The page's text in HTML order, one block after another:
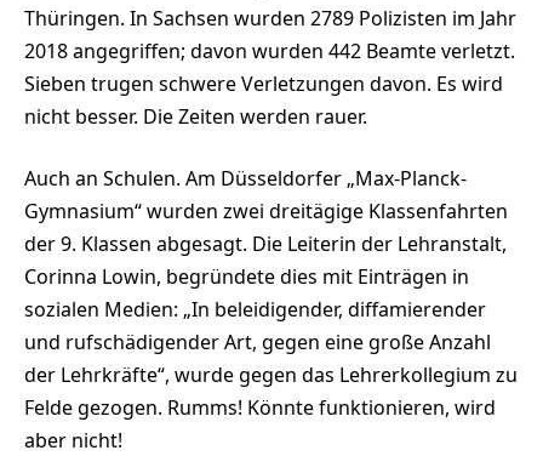
Thüringen. In Sachsen wurden 2789 Polizisten im Jahr
2018 angegriffen; davon wurden 442 Beamte verletzt.
Sieben trugen schwere Verletzungen davon. Es wird
nicht besser. Die Zeiten werden rauer.
Auch an Schulen. Am Düsseldorfer „Max-Planck-
Gymnasium“ wurden zwei dreitägige Klassenfahrten
der 9. Klassen abgesagt. Die Leiterin der Lehranstalt,
Corinna Lowin, begründete dies mit Einträgen in
sozialen Medien: „In beleidigender, diffamierender
und rufschädigender Art, gegen eine große Anzahl
der Lehrkräfte“, wurde gegen das Lehrerkollegium zu
Felde gezogen. Rumms! Könnte funktionieren, wird
aber nicht!